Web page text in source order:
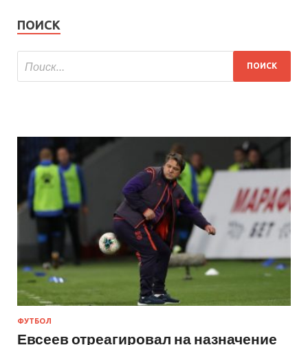
ПОИСК
ФУТБОЛ
Евсеев отреагировал на назначение